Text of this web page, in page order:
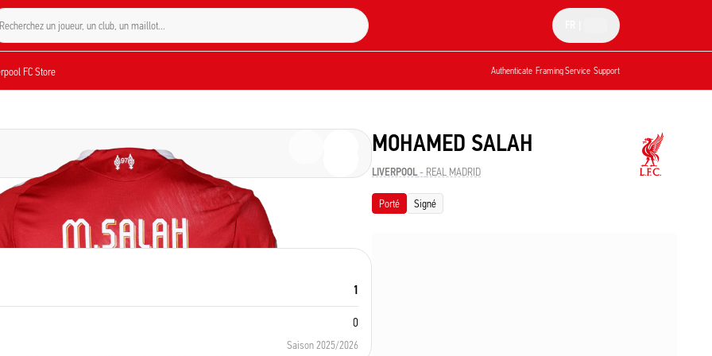
Recherchez un joueur, un club, un maillot…
FC Store Authenticate Framing Service Support
1
0
Saison 2025/2026
MOHAMED SALAH
LIVERPOOL- REAL MADRID
Porté Signé